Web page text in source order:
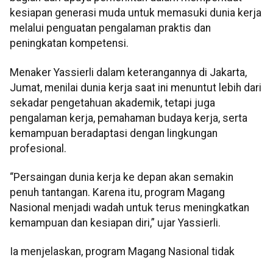
kesiapan generasi muda untuk memasuki dunia kerja
melalui penguatan pengalaman praktis dan
peningkatan kompetensi.
Menaker Yassierli dalam keterangannya di Jakarta,
Jumat, menilai dunia kerja saat ini menuntut lebih dari
sekadar pengetahuan akademik, tetapi juga
pengalaman kerja, pemahaman budaya kerja, serta
kemampuan beradaptasi dengan lingkungan
profesional.
“Persaingan dunia kerja ke depan akan semakin
penuh tantangan. Karena itu, program Magang
Nasional menjadi wadah untuk terus meningkatkan
kemampuan dan kesiapan diri,” ujar Yassierli.
Ia menjelaskan, program Magang Nasional tidak